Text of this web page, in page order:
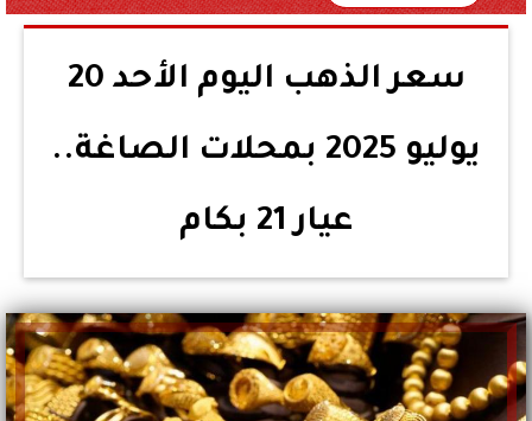
سعر الذهب اليوم الأحد 20
يوليو 2025 بمحلات الصاغة..
عيار 21 بكام